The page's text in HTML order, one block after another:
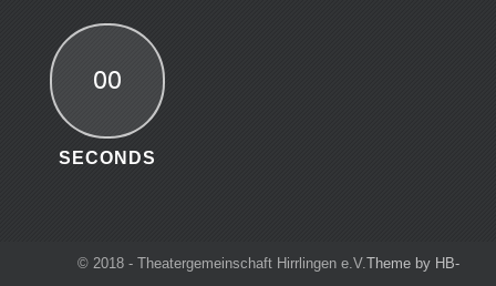
00
SECONDS
© 2018 - Theatergemeinschaft Hirrlingen e.V.Theme by HB-